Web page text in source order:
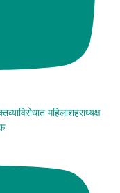
महिलाशहराध्यक्ष